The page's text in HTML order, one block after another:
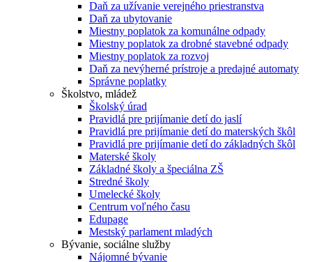
Daň za užívanie verejného priestranstva
Daň za ubytovanie
Miestny poplatok za komunálne odpady
Miestny poplatok za drobné stavebné odpady
Miestny poplatok za rozvoj
Daň za nevýherné prístroje a predajné automaty
Správne poplatky
Školstvo, mládež
Školský úrad
Pravidlá pre prijímanie detí do jaslí
Pravidlá pre prijímanie detí do materských škôl
Pravidlá pre prijímanie detí do základných škôl
Materské školy
Základné školy a špeciálna ZŠ
Stredné školy
Umelecké školy
Centrum voľného času
Edupage
Mestský parlament mladých
Bývanie, sociálne služby
Nájomné bývanie